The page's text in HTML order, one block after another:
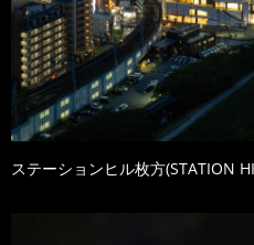
ステーションヒル枚方(STATION